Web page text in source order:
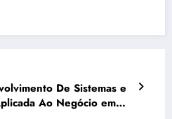
De Sistemas e
Ao Negócio em